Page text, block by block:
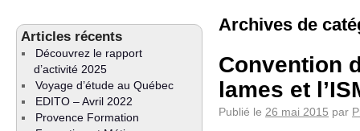
Articles récents
Découvrez le rapport
d’activité 2025
Voyage d’étude au Québec
EDITO – Avril 2022
Provence Formation
Archives de
Convention
lames et
Publié le 26 mai 2015 par